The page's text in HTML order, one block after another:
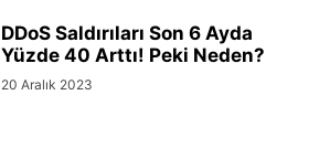
DDoS Saldırıları Son 6 Ayda
Yüzde 40 Arttı! Peki Neden?
20 Aralık 2023